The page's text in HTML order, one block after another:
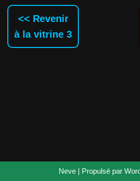
<< Revenir
à la vitrine 3
Neve | Propulsé par